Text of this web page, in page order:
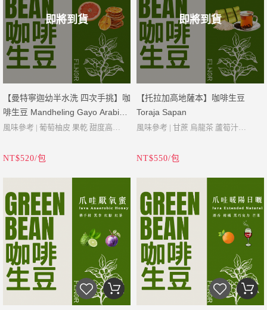
即是我們頂級的野生麝香貓咖啡。由
於沒有太多人為操弄，使得野生麝香
貓咖啡的產量極低，這也是其相當昂
貴的原因，但也造就出獨特、豐富且
優良的風味。我們所有的野生麝香貓
咖啡都是100%原生的印尼果子狸咖
啡，也受到野生麝香貓阿拉比卡咖啡
認證的肯定。
密度 | 867
處理法 | 雙重厭氧蜜處理
塔利婭二代主人貝斯特.凱爾在哥倫比
亞，托利馬省有上千大大小小的農民
送給處理廠處理時風味跟香氣都不穩
挑戰，所以塔利婭莊園的第二代莊園
統一收購咖啡櫻桃，再配合塔利婭莊
園培養的酵素菌種，跟處理廠一起發
酵製成，來讓農名專心照顧跟種植上
面讓凱爾可以專心培育菌種跟風味上
的提煉，好讓風味能一直延續保持。
密度 | 867
塔利婭二代主人貝斯特.凱爾在哥倫比
亞，托利馬省有上千大大小小的農民
跟莊園主在種植咖啡，每個農民都有
定，每批製成出貨對出口商都是一大
主 貝斯特.凱爾 就分享他的想法，希
園培養的酵素菌種，跟處理廠一起發
酵製成，來讓農名專心照顧跟種植上
面讓凱爾可以專心培育菌種跟風味上
的提煉，好讓風味能一直延續保持。
即將到貨
【曼特寧迦幼半水洗 四次手挑】咖
啡生豆 Mandheling Gayo Arabica
HG
風味參考 | 葡萄柚皮 果乾 甜度高
品種 | Timtim, Bourbon, P88, Ateng
海拔 | 1400-1600 Masl
酸度 | 低
醇度 | 濃郁
處理 | 半水洗(濕剝法)
等級 | HG
密度 | 751g/L
質的咖啡豆之一，他擁有優良的香氣
卻僅帶有一絲的苦味。迦幼地區的土
壤、地貌和氣候造就其豐富的特性，
有榛果巧克力苦甜，口感濃郁稠度
高，香味快速擴散變化且濃厚，勁道
充足、酸性低，有厚實的焦糖甘甜味
回甘之喉韻久久不散，帶有濃厚的醇
度以及富層次的咖啡風味，為喜好重
口味咖啡饕客的最愛。換言之，迦幼
NT$520/包
即將到貨
【托拉加高地薩本】咖啡生豆
Toraja Sapan
風味參考 | 甘蔗 烏龍茶 蘆筍汁
品種 | S795, Typica
海拔 | 1500-1800 Masl
酸度 | 中
醇度 | 濃郁
處理 | 半水洗
等級 | G1
密度 | 758.3g/L
含水率 | 11.3%
NT$550/包